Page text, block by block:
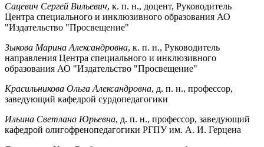
Сацевич Сергей Вильевич, к. п. н., доцент, Руководитель
Центра специального и инклюзивного образования АО
"Издательство "Просвещение"
Зыкова Марина Александровна, к. п. н., Руководитель
направления Центра специального и инклюзивного
образования АО "Издательство "Просвещение"
Красильникова Ольга Александровна, д. п. н., профессор,
заведующий кафедрой сурдопедагогики
Ильина Светлана Юрьевна, д. п. н., профессор, заведующий
кафедрой олигофренопедагогики РГПУ им. А. И. Герцена